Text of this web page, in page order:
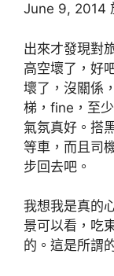
June 9, 2014
出來才發現對
高空壞了，好
壞了，沒關係
梯，fine，至
氣氛真好。搭
等車，而且司
步回去吧。
我想我是真的
景可以看，吃
的。這是所謂